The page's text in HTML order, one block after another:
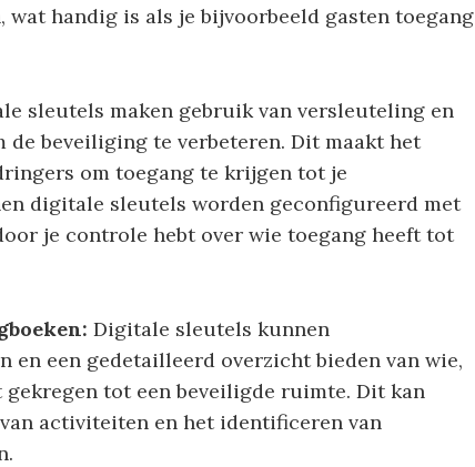
handig is als je bijvoorbeeld gasten toegang
sleutels maken gebruik van versleuteling en
beveiliging te verbeteren. Dit maakt het
om toegang te krijgen tot je
digitale sleutels worden geconfigureerd met
je controle hebt over wie toegang heeft tot
Digitale sleutels kunnen
en een gedetailleerd overzicht bieden van wie,
gekregen tot een beveiligde ruimte. Dit kan
activiteiten en het identificeren van